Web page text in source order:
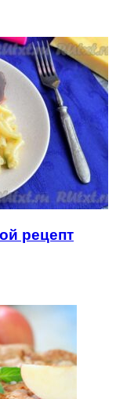
рецепт